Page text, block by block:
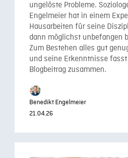
ungelöste Probleme.
Engelmeier hat in einem
Hausarbeiten für seine
dann möglichst unbefangen
Zum Bestehen alles gut
und seine Erkenntnisse
Blogbeitrag zusammen.
Benedikt Engelmeier
21.04.26